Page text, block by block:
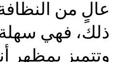
عالٍ من
ذلك، فهي
وتتميز بمظهر